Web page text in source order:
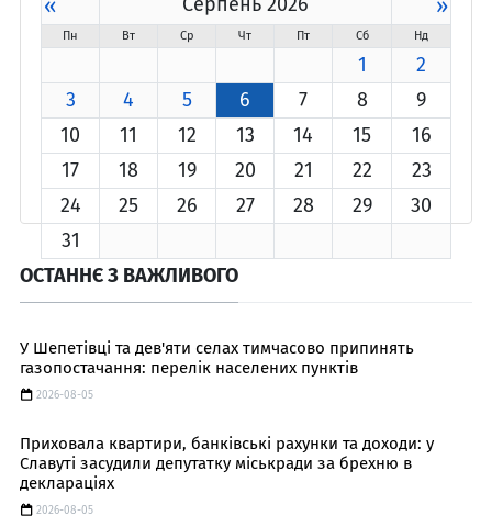
« »
Пн Вт Ср Чт Пт Сб Нд
1
2
3
4 5 6 7 8
9
10
11 12 13 14 15
16
17
18 19 20 21 22
23
24
25 26 27 28 29
30
31
ОСТАННЄ З ВАЖЛИВОГО
У Шепетівці та дев'яти селах тимчасово припинять
газопостачання: перелік населених пунктів
2026-08-05
Приховала квартири, банківські рахунки та доходи: у
Славуті засудили депутатку міськради за брехню в
деклараціях
2026-08-05